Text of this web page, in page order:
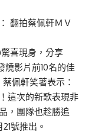
翻拍蔡佩軒ＭＶ
喜現身，分享
燒影片前10名的佳
佩軒笑著表示：
這次的新歌表現非
，團隊也趁勝追
號推出。